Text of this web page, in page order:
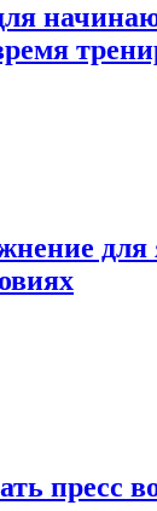
для
пресс